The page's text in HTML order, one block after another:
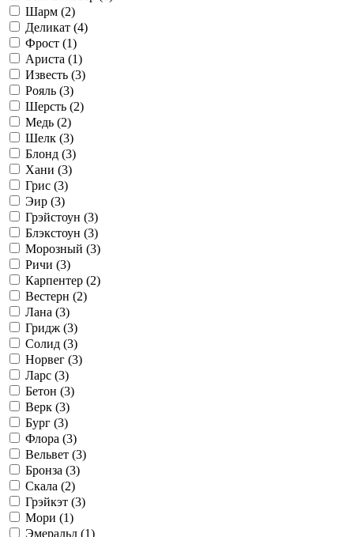
Шарм (2)
Деликат (4)
Фрост (1)
Ариста (1)
Известь (3)
Рояль (3)
Шерсть (2)
Медь (2)
Шелк (3)
Блонд (3)
Хани (3)
Грис (3)
Эир (3)
Грэйстоун (3)
Блэкстоун (3)
Морозный (3)
Ричи (3)
Карпентер (2)
Вестерн (2)
Лана (3)
Гридж (3)
Солид (3)
Норвег (3)
Ларс (3)
Бетон (3)
Верк (3)
Бург (3)
Флора (3)
Вельвет (3)
Бронза (3)
Скала (2)
Грэйкэт (3)
Мори (1)
Эмеральд (1)